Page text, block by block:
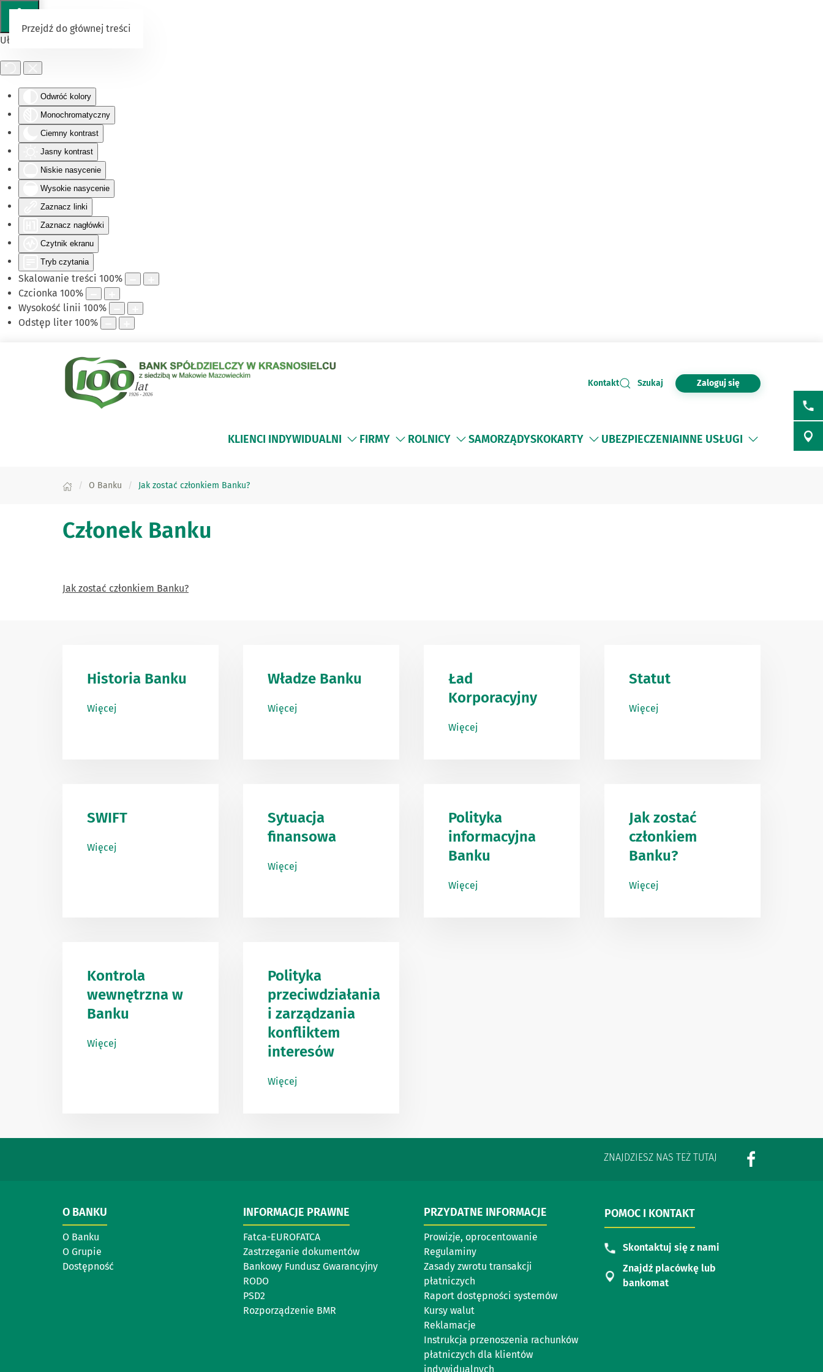
Ułatwienia dostępu
Odwróć kolory
Monochromatyczny
Ciemny kontrast
Jasny kontrast
Niskie nasycenie
Wysokie nasycenie
Zaznacz linki
Zaznacz nagłówki
Czytnik ekranu
Tryb czytania
Skalowanie treści 100%
Czcionka 100%
Wysokość linii 100%
Odstęp liter 100%
Przejdź do głównej treści
Kontakt Szukaj Zaloguj się
KLIENCI INDYWIDUALNI FIRMY ROLNICY SAMORZĄDYSKOKARTY UBEZPIECZENIAINNE USŁUGI
O Banku Jak zostać członkiem Banku?
Członek Banku
Jak zostać członkiem Banku?
Historia Banku
Więcej
Władze Banku
Więcej
Ład
Korporacyjny
Więcej
Statut
Więcej
SWIFT
Więcej
Sytuacja
finansowa
Więcej
Polityka
informacyjna
Banku
Więcej
Jak zostać
członkiem
Banku?
Więcej
Kontrola
wewnętrzna w
Banku
Więcej
Polityka
przeciwdziałania
i zarządzania
konfliktem
interesów
Więcej
ZNAJDZIESZ NAS TEŻ TUTAJ
O BANKU
O Banku
O Grupie
Dostępność
INFORMACJE PRAWNE
Fatca-EUROFATCA
Zastrzeganie dokumentów
Bankowy Fundusz Gwarancyjny
RODO
PSD2
Rozporządzenie BMR
PRZYDATNE INFORMACJE
Prowizje, oprocentowanie
Regulaminy
Zasady zwrotu transakcji
płatniczych
Raport dostępności systemów
Kursy walut
Reklamacje
Instrukcja przenoszenia rachunków
płatniczych dla klientów
indywidualnych
POMOC I KONTAKT
Skontaktuj się z nami
Znajdź placówkę lub
bankomat